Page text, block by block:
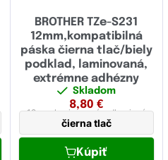
BROTHER TZe-S231
12mm,kompatibilná
páska čierna tlač/biely
podklad, laminovaná,
extrémne adhézny
Skladom
8,80 €
12 mmlaminovaná,adhezivná
čierna tlač
Kúpiť